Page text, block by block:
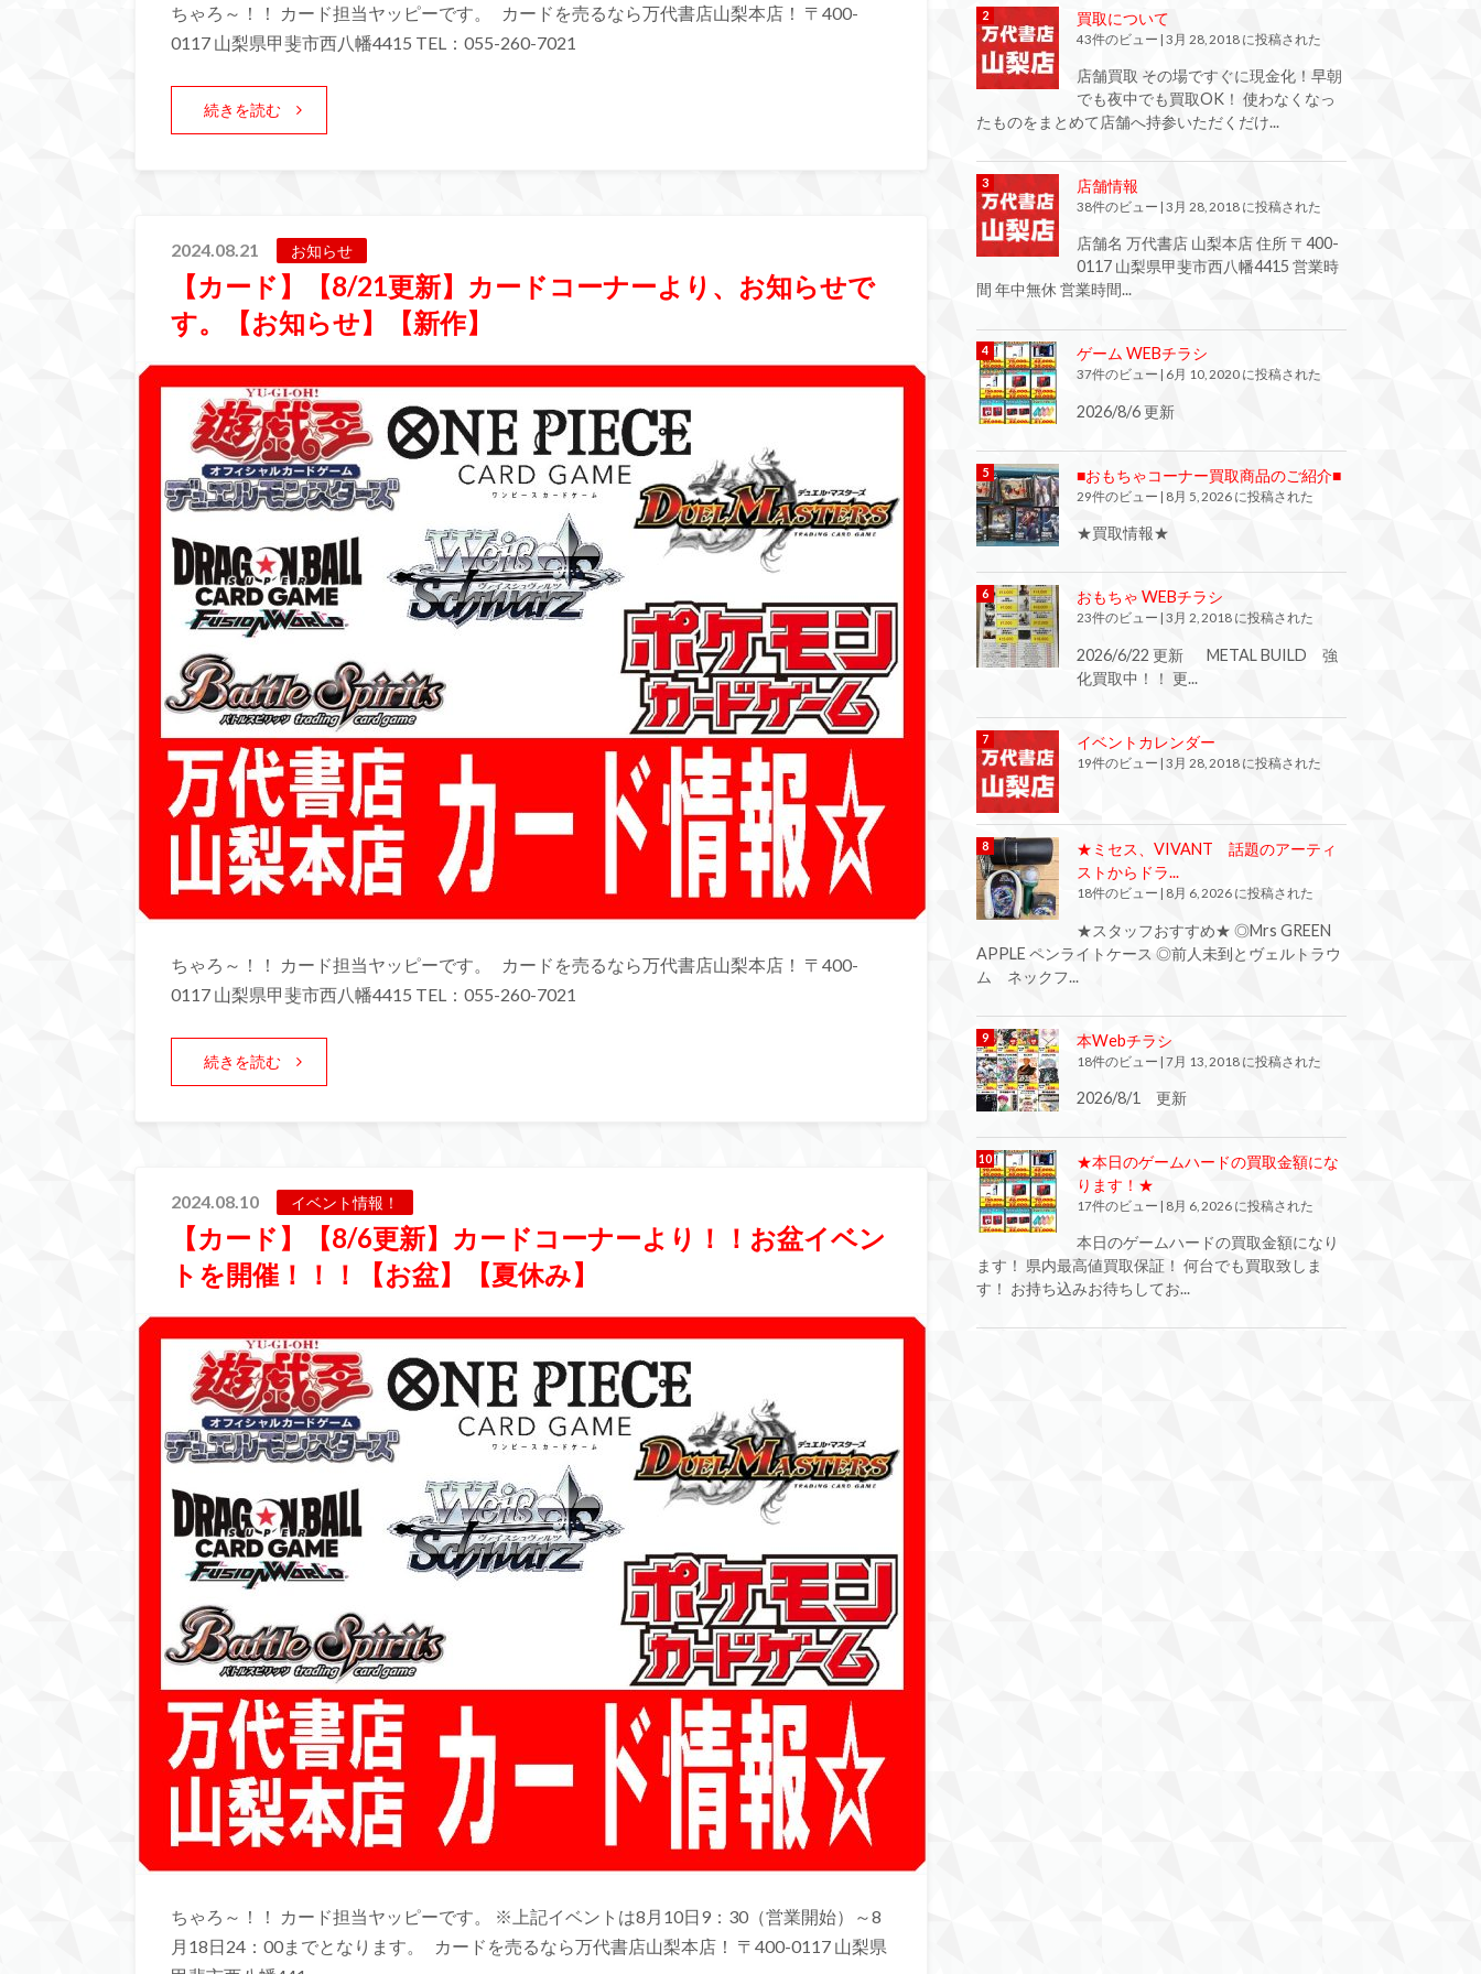
ちゃろ～！！ カード担当ヤッピーです。 カードを売るなら万代書店山梨本店！ 〒400-
0117 山梨県甲斐市西八幡4415 TEL：055-260-7021
続きを読む
2024.08.21 お知らせ
【カード】【8/21更新】カードコーナーより、お知らせで
す。【お知らせ】【新作】
ちゃろ～！！ カード担当ヤッピーです。 カードを売るなら万代書店山梨本店！ 〒400-
0117 山梨県甲斐市西八幡4415 TEL：055-260-7021
続きを読む
2024.08.10 イベント情報！
【カード】【8/6更新】カードコーナーより！！お盆イベン
トを開催！！！【お盆】【夏休み】
ちゃろ～！！ カード担当ヤッピーです。 ※上記イベントは8月10日9：30（営業開始）～8
月18日24：00までとなります。 カードを売るなら万代書店山梨本店！ 〒400-0117 山梨県
買取について
43件のビュー | 3月 28, 2018 に投稿された
店舗買取 その場ですぐに現金化！早朝
でも夜中でも買取OK！ 使わなくなっ
たものをまとめて店舗へ持参いただくだけ...
店舗情報
38件のビュー 3月 28, 2018 に投稿された
店舗名 万代書店 山梨本店 住所 〒400-
0117 山梨県甲斐市西八幡4415 営業時
間 年中無休 営業時間...
ゲーム WEBチラシ
37件のビュー 6月 10, 2020 に投稿された
2026/8/6 更新
■おもちゃコーナー買取商品のご紹介■
29件のビュー | 8月 5, 2026 に投稿された
★買取情報★
おもちゃ WEBチラシ
23件のビュー 3月 2, 2018 に投稿された
2026/6/22 更新 METAL BUILD 強
化買取中！！ 更...
イベントカレンダー
19件のビュー | 3月 28, 2018 に投稿された
★ミセス、VIVANT 話題のアーティ
ストからドラ...
18件のビュー 8月 6, 2026 に投稿された
★スタッフおすすめ★ ◎Mrs GREEN
APPLE ペンライトケース ◎前人未到とヴェルトラウ
ム ネックフ...
本Webチラシ
18件のビュー | 7月 13, 2018 に投稿された
2026/8/1 更新
★本日のゲームハードの買取金額にな
ります！★
17件のビュー | 8月 6, 2026 に投稿された
本日のゲームハードの買取金額になり
ます！ 県内最高値買取保証！ 何台でも買取致しま
す！ お持ち込みお待ちしてお...